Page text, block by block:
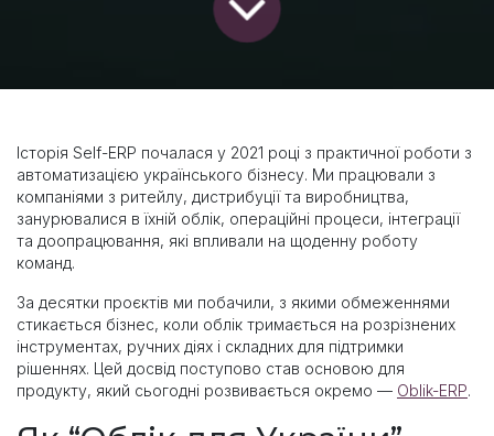
Історія Self-ERP почалася у 2021 році з практичної роботи з
автоматизацією українського бізнесу. Ми працювали з
компаніями з ритейлу, дистрибуції та виробництва,
занурювалися в їхній облік, операційні процеси, інтеграції
та доопрацювання, які впливали на щоденну роботу
команд.
За десятки проєктів ми побачили, з якими обмеженнями
стикається бізнес, коли облік тримається на розрізнених
інструментах, ручних діях і складних для підтримки
рішеннях. Цей досвід поступово став основою для
продукту, який сьогодні розвивається окремо — Oblik-ERP.